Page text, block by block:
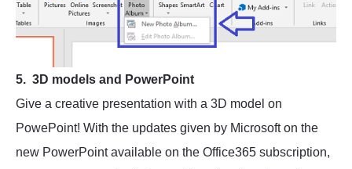
5. 3D models and PowerPoint
Give a creative presentation with a 3D model on
PowePoint! With the updates given by Microsoft on the
new PowerPoint available on the Office365 subscription,